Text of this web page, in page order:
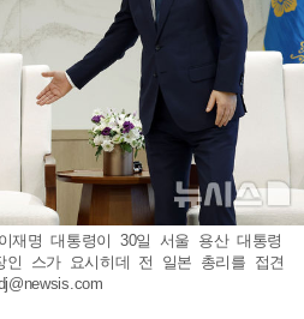
재명 대통령이 30일 서울 용산 대통령
인 스가 요시히데 전 일본 총리를 접견